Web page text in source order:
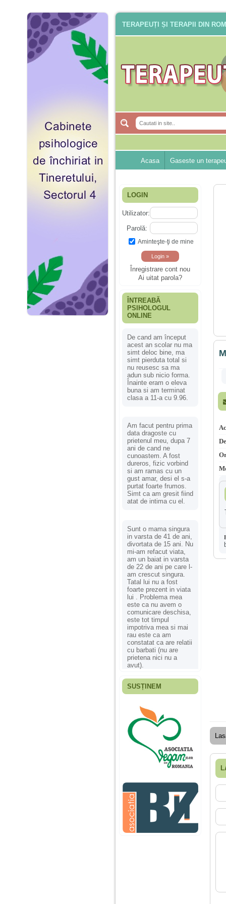
TERAPEUȚI ȘI TERAPII DIN
Acasa Gaseste un
LOGIN
Utilizator:
Parolă:
Aminteşte-ţi de mine
Înregistrare cont nou
Ai uitat parola?
ÎNTREABĂ
PSIHOLOGUL
ONLINE
De cand am început
acest an scolar nu ma
simt deloc bine, ma
simt pierduta total si
nu reusesc sa ma
adun sub nicio forma.
Înainte eram o eleva
buna si am terminat
clasa a 11-a cu 9.96.
Am facut pentru prima
data dragoste cu
prietenul meu, dupa 7
ani de cand ne
cunoastem. A fost
dureros, fizic vorbind
si am ramas cu un
gust amar, desi el s-a
purtat foarte frumos.
Simt ca am gresit fiind
atat de intima cu el.
Sunt o mama singura
in varsta de 41 de ani,
divortata de 15 ani. Nu
mi-am refacut viata,
am un baiat in varsta
de 22 de ani pe care l-
am crescut singura.
Tatal lui nu a fost
foarte prezent in viata
lui . Problema mea
este ca nu avem o
comunicare deschisa,
este tot timpul
impotriva mea si mai
rau este ca am
constatat ca are relatii
cu barbati (nu are
prietena nici nu a
avut).
Fiica mea s-a nascut
ani, privind in urma
realizez cat de multe
greseli am facut in
educatia si cresterea
ei, am fost o mama
egoista, preocupata
de implinirea
profesionala, cand ea
era mica am neglijat-
agresiva, orice
greseala era taxata cu
o palma sau pedepse.
De 4 ani am o relatie
serioasa cu un barbat
SUSȚINEM